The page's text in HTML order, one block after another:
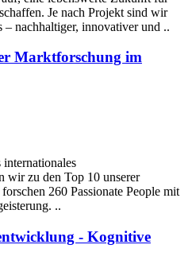
Je nach Projekt sind wir
– nachhaltiger, innovativer und ..
Marktforschung im
wir zu den Top 10 unserer
260 Passionate People mit
..
- Kognitive